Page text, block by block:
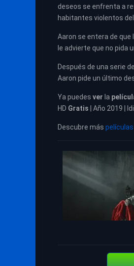
deseos se enfrenta a
habitantes violentos del
Aaron se entera de que
le advierte que no pida
Después de una serie
Aaron pide un último
Ya puedes ver la
HD Gratis | Año 2019 |
Descubre más